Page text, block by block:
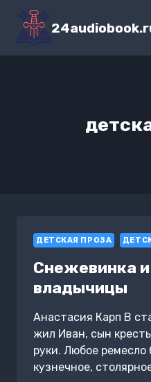
Перейти
содержимому
ДЕТСКАЯ ПРОЗА
Снежевинка
владычицы
Анастасия Карп В
жил Иван, сын
руки. Любое ремесло
кузнечное,